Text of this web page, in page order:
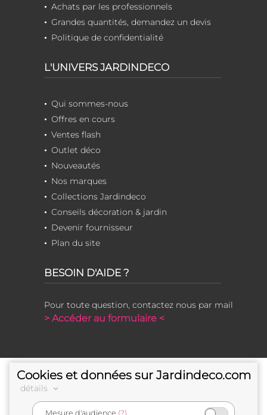
Achats par les professionnels
Grandes quantités, demandez un devis
Politique de confidentialité
L'UNIVERS JARDINDECO
Qui sommes-nous
Offres en cours
Ventes flash
Outlet déco
Nouveautés
Nos marques
Collections Jardindeco
Conseils décoration & jardin
Devenir fournisseur
Plan du site
BESOIN D'AIDE ?
Pour toute question, contactez nous par mail
> Accéder au formulaire <
Cookies et données sur Jardindeco.com
détails
Mesure d'audience (?)